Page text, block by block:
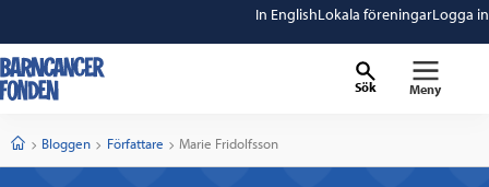
In EnglishLokala föreningarLogga in
Sök Meny
StartBloggen Författare Current:
Marie Fridolfsson